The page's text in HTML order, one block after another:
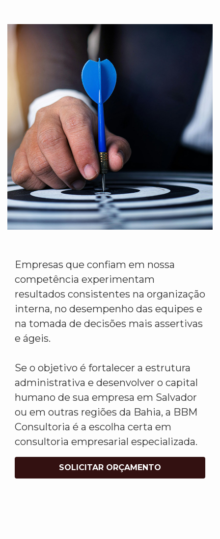
Empresas que confiam em nossa
competência experimentam
resultados consistentes na organização
interna, no desempenho das equipes e
na tomada de decisões mais assertivas
e ágeis.
Se o objetivo é fortalecer a estrutura
administrativa e desenvolver o capital
humano de sua empresa em Salvador
ou em outras regiões da Bahia, a BBM
Consultoria é a escolha certa em
consultoria empresarial especializada.
SOLICITAR ORÇAMENTO